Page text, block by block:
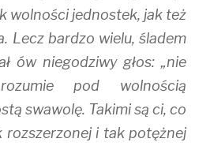
wolności jednostek, jak też
Lecz bardzo wielu, śladem
ów niegodziwy głos: „nie
pod wolnością
swawolę. Takimi są ci, co
rozszerzonej i tak potężnej